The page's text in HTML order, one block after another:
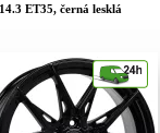
ET35, černá lesklá